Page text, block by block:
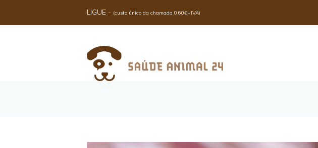
LIGUE - (custo único da chamada 0,60€+IVA)